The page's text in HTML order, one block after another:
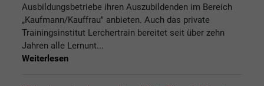
Ausbildungsbetriebe ihren Auszubildenden im Bereich
„Kaufmann/Kauffrau" anbieten. Auch das private
Trainingsinstitut Lerchertrain bereitet seit über zehn
Jahren alle Lernunt...
Weiterlesen